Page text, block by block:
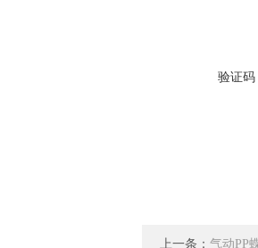
验证码
上一条： 气动PP